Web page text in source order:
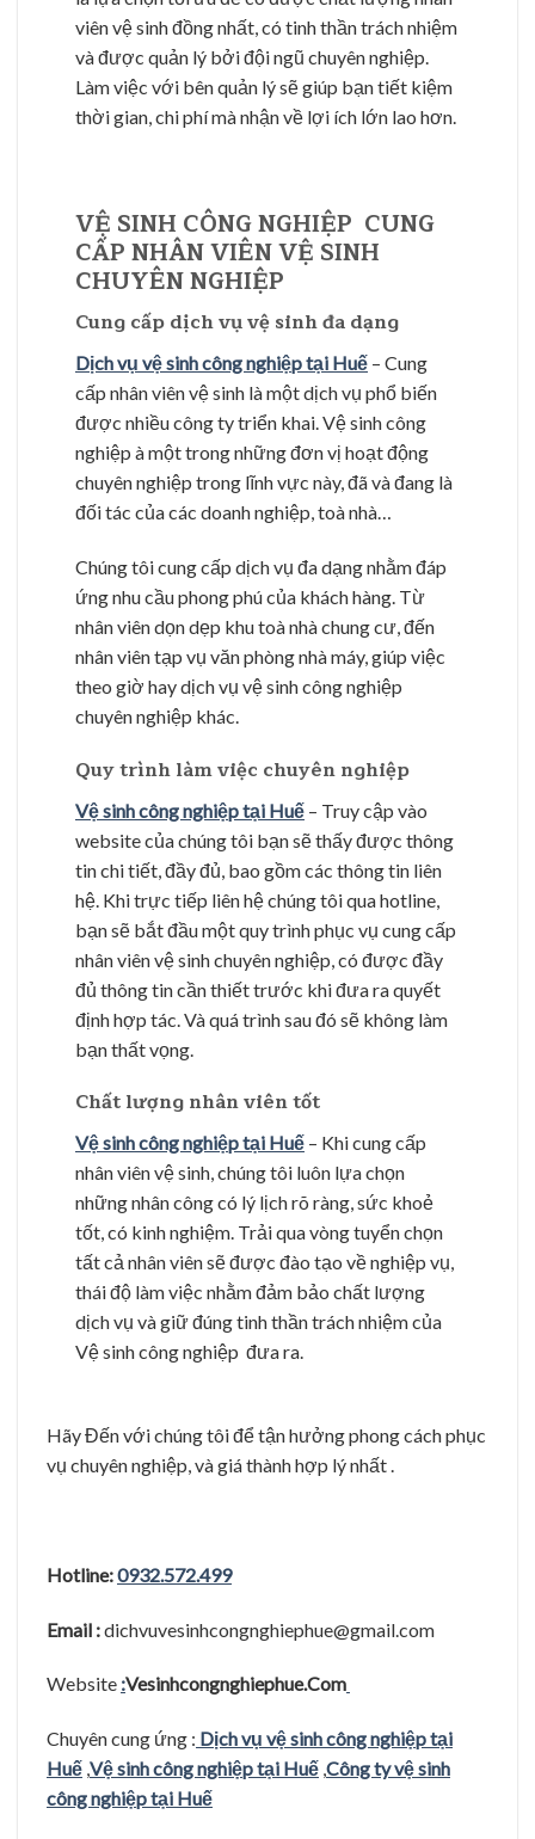
viên vệ sinh đồng nhất, có tinh thần trách nhiệm
và được quản lý bởi đội ngũ chuyên nghiệp.
Làm việc với bên quản lý sẽ giúp bạn tiết kiệm
thời gian, chi phí mà nhận về lợi ích lớn lao hơn.
VỆ SINH CÔNG NGHIỆP CUNG
CẤP NHÂN VIÊN VỆ SINH
CHUYÊN NGHIỆP
Cung cấp dịch vụ vệ sinh đa dạng
Dịch vụ vệ sinh công nghiệp tại Huế – Cung
cấp nhân viên vệ sinh là một dịch vụ phổ biến
được nhiều công ty triển khai. Vệ sinh công
nghiệp à một trong những đơn vị hoạt động
chuyên nghiệp trong lĩnh vực này, đã và đang là
đối tác của các doanh nghiệp, toà nhà…
Chúng tôi cung cấp dịch vụ đa dạng nhằm đáp
ứng nhu cầu phong phú của khách hàng. Từ
nhân viên dọn dẹp khu toà nhà chung cư, đến
nhân viên tạp vụ văn phòng nhà máy, giúp việc
theo giờ hay dịch vụ vệ sinh công nghiệp
chuyên nghiệp khác.
Quy trình làm việc chuyên nghiệp
Vệ sinh công nghiệp tại Huế – Truy cập vào
website của chúng tôi bạn sẽ thấy được thông
tin chi tiết, đầy đủ, bao gồm các thông tin liên
hệ. Khi trực tiếp liên hệ chúng tôi qua hotline,
bạn sẽ bắt đầu một quy trình phục vụ cung cấp
nhân viên vệ sinh chuyên nghiệp, có được đầy
đủ thông tin cần thiết trước khi đưa ra quyết
định hợp tác. Và quá trình sau đó sẽ không làm
bạn thất vọng.
Chất lượng nhân viên tốt
Vệ sinh công nghiệp tại Huế – Khi cung cấp
nhân viên vệ sinh, chúng tôi luôn lựa chọn
những nhân công có lý lịch rõ ràng, sức khoẻ
tốt, có kinh nghiệm. Trải qua vòng tuyển chọn
tất cả nhân viên sẽ được đào tạo về nghiệp vụ,
thái độ làm việc nhằm đảm bảo chất lượng
dịch vụ và giữ đúng tinh thần trách nhiệm của
Vệ sinh công nghiệp đưa ra.
Hãy Đến với chúng tôi để tận hưởng phong cách phục
vụ chuyên nghiệp, và giá thành hợp lý nhất .
Hotline:0932.572.499
Email :dichvuvesinhcongnghiephue@gmail.com
Website :Vesinhcongnghiephue.Com
Chuyên cung ứng : Dịch vụ vệ sinh công nghiệp tại
Huế ,Vệ sinh công nghiệp tại Huế ,Công ty vệ sinh
công nghiệp tại Huế